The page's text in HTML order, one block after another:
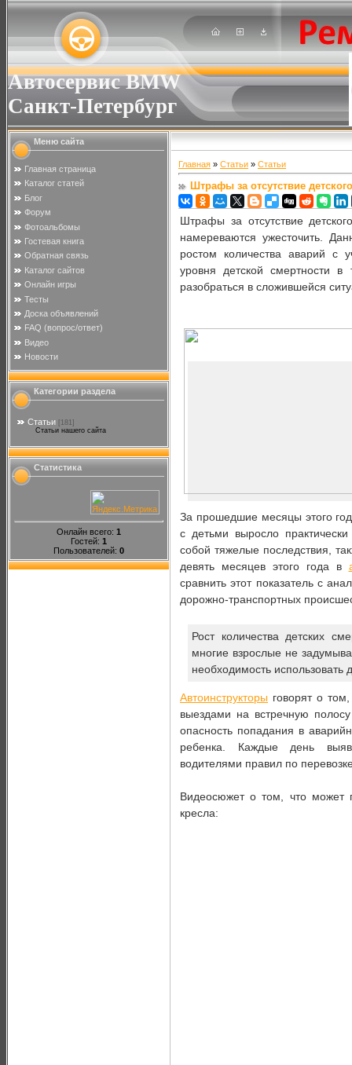
Автосервис BMW
Санкт-Петербург
Меню сайта
Главная страница
Каталог статей
Блог
Форум
Фотоальбомы
Гостевая книга
Обратная связь
Каталог сайтов
Онлайн игры
Тесты
Доска объявлений
FAQ (вопрос/ответ)
Видео
Новости
Категории раздела
Статьи
[181]
Статьи нашего сайта
Статистика
Онлайн всего: 1
Гостей: 1
Пользователей: 0
Главная » Статьи » Статьи
Штрафы за отсутствие
Штрафы за отсутствие
намереваются ужесточить.
ростом количества аварий с
уровня детской смертности
разобраться в сложившейся
За прошедшие месяцы этого
с детьми выросло
собой тяжелые последствия,
девять месяцев этого года в
сравнить этот показатель с
дорожно-транспортных
Рост количества детских
многие взрослые не
необходимость использовать
Автоинструкторы говорят о
выездами на встречную
опасность попадания в
ребенка. Каждые день
водителями правил по
Видеосюжет о том, что может
кресла: